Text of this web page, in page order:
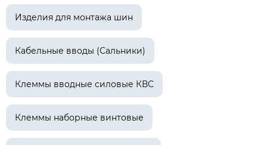
Изделия для монтажа шин
Кабельные вводы (Сальники)
Клеммы вводные силовые КВС
Клеммы наборные винтовые